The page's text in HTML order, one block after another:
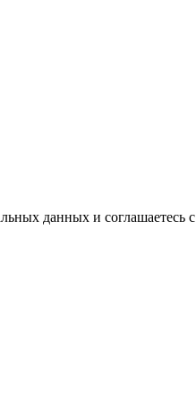
данных и соглашаетесь c